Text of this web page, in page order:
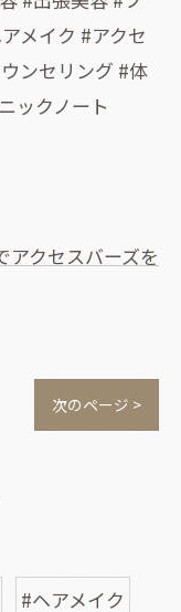
メイク #アクセ
ンセリング #体
ックノート
アクセスバーズを
次のページ >
#ヘアメイク